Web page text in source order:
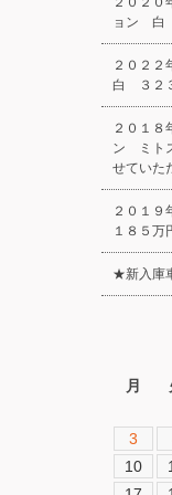
ョン 白
２０２
白 ３２
２０１
ン ミト
せていた
２０１
１８５万
★新入庫
月
3
10